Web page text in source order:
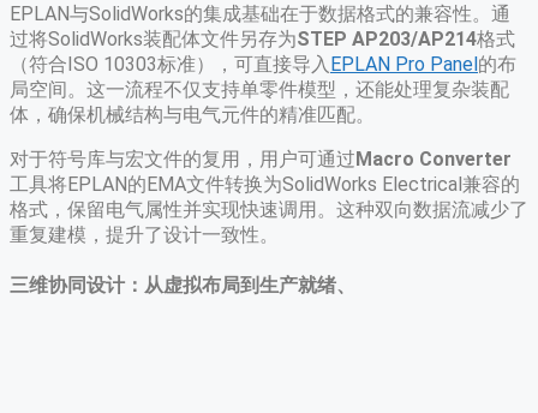
EPLAN与SolidWorks的集成基础在于数据格式的兼容性。通
过将SolidWorks装配体文件另存为​​STEP AP203/AP214​​格式
（符合ISO 10303标准），可直接导入 EPLAN Pro Panel的布
局空间。这一流程不仅支持单零件模型，还能处理复杂装配
体，确保机械结构与电气元件的精准匹配。
对于符号库与宏文件的复用，用户可通过​​Macro Converter​
工具将EPLAN的EMA文件转换为SolidWorks Electrical兼容的
格式，保留电气属性并实现快速调用 。这种双向数据流减少了
重复建模，提升了设计一致性。
​三维协同设计：从虚拟布局到生产就绪​、